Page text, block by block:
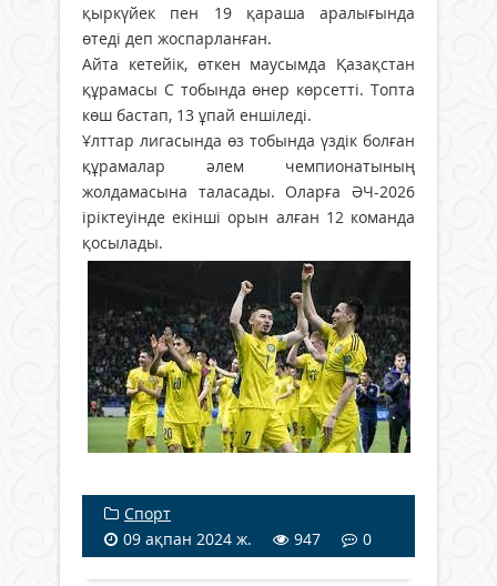
қыркүйек пен 19 қараша аралығында
өтеді деп жоспарланған.
Айта кетейік, өткен маусымда Қазақстан
құрамасы С тобында өнер көрсетті. Топта
көш бастап, 13 ұпай еншіледі.
Ұлттар лигасында өз тобында үздік болған
құрамалар әлем чемпионатының
жолдамасына таласады. Оларға ӘЧ-2026
іріктеуінде екінші орын алған 12 команда
қосылады.
Спорт
09 ақпан 2024 ж.
947 0